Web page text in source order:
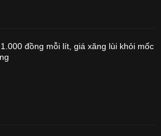
đồng mỗi lít, giá xăng lùi khỏi mốc